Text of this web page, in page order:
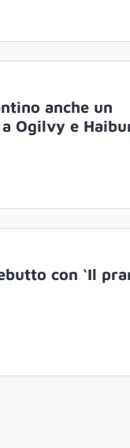
anche un
Ogilvy e
con ‘Il